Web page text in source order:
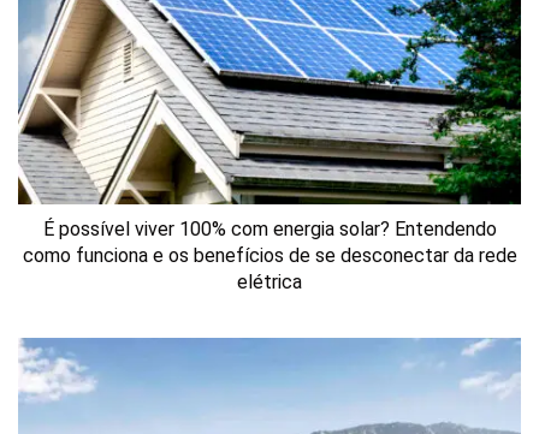
É possível viver 100% com energia solar? Entendendo
como funciona e os benefícios de se desconectar da rede
elétrica